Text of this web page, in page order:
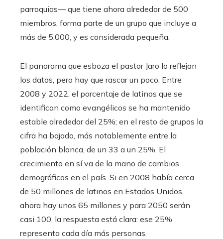
parroquias— que tiene ahora alrededor de 500
miembros, forma parte de un grupo que incluye a
más de 5.000, y es considerada pequeña.
El panorama que esboza el pastor Jaro lo reflejan
los datos, pero hay que rascar un poco. Entre
2008 y 2022, el porcentaje de latinos que se
identifican como evangélicos se ha mantenido
estable alrededor del 25%; en el resto de grupos la
cifra ha bajado, más notablemente entre la
población blanca, de un 33 a un 25%. El
crecimiento en sí va de la mano de cambios
demográficos en el país. Si en 2008 había cerca
de 50 millones de latinos en Estados Unidos,
ahora hay unos 65 millones y para 2050 serán
casi 100, la respuesta está clara: ese 25%
representa cada día más personas.